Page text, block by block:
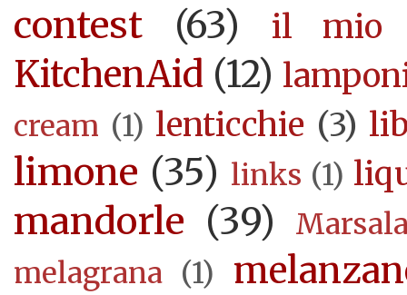
contest (63) il mio
KitchenAid (12)
cream (1) lenticchie (3)
limone (35) links (1)
mandorle (39)
melagrana (1)